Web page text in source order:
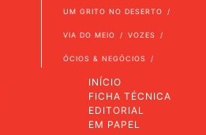
UM GRITO NO DESERTO
VIA DO MEIO VOZES
ÓCIOS & NEGÓCIOS
INÍCIO
FICHA TÉCNICA
EDITORIAL
EM PAPEL